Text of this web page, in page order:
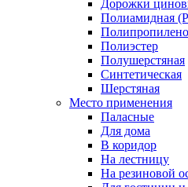
Дорожки
Полиамидная
Полиэстер
Полушерстяная
Синтетическая
Шерстяная
Место применения
Паласные
Для дома
В коридор
На лестницу
На резиновой